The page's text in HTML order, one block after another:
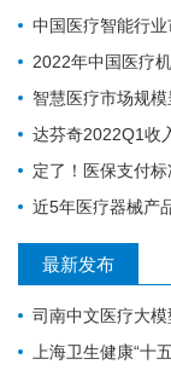
中国医疗智能行业市
2022年中国医疗机器人行
智慧医疗市场规模
达芬奇2022Q1收入
定了！医保支付
近5年医疗器械产品
最新发布
司南中文医疗大模型评测基
上海卫生健康“十五五”